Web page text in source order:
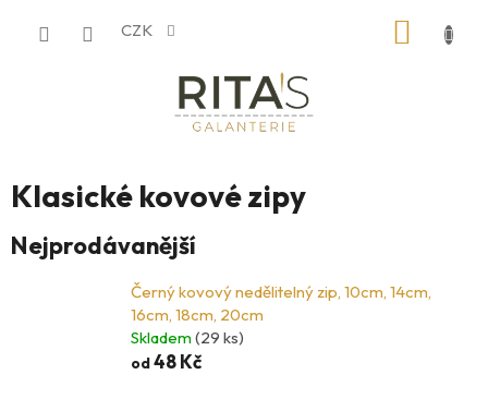
CZK
Klasické kovové zipy
Nejprodávanější
Černý kovový nedělitelný zip, 10cm, 14cm,
16cm, 18cm, 20cm
Skladem(29 ks)
od48 Kč